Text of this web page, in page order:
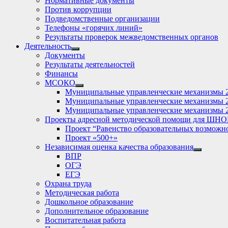
Против коррупции
Подведомственные организации
Телефоны «горячих линий»
Результаты проверок межведомственных органов
Деятельность
Show
sub
menu
Документы
Результаты деятельностей
Финансы
МСОКО
Show
sub
menu
Муниципальные управленческие механизмы
Муниципальные управленческие механизмы
Муниципальные управленческие механизмы
Проекты адресной методической помощи для
Проект “Равенство образовательных
Проект «500+»
Независимая оценка качества образования
Show
ВПР
ОГЭ
ЕГЭ
Охрана труда
Методическая работа
Дошкольное образование
Дополнительное образование
Воспитательная работа